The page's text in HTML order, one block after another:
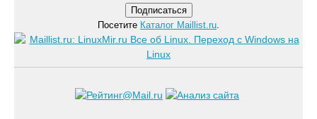
Посетите Каталог Maillist.ru.